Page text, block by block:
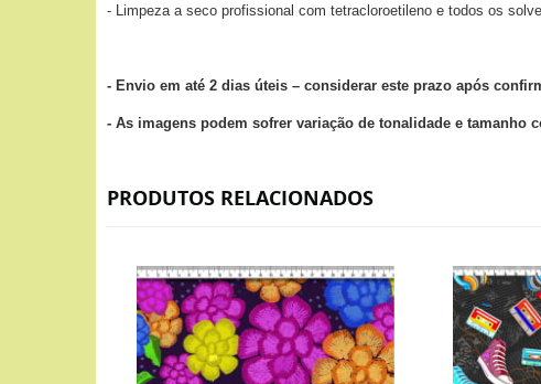
- Limpeza a seco profissional com tetracloroetileno e todos os
- Envio em até 2 dias úteis – considerar este prazo após
- As imagens podem sofrer variação de tonalidade e tamanho
PRODUTOS RELACIONADOS